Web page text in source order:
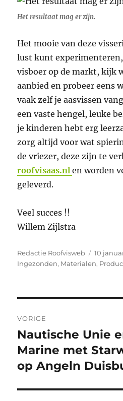
Het resultaat mag er zijn.
Het mooie van deze
lust kunt experimenteren,
visboer op de markt, kijk
aanbied en probeer eens
vaak zelf je aasvissen
een vaste hengel, leuke
je kinderen hebt erg
zorg altijd voor wat
de vriezer, deze zijn te
roofvisaas.nlen worden
geleverd.
Veel succes !!
Willem Zijlstra
Auteur
Redactie Roofvisweb
op
10
Ingezonden, Materialen,
navigatie
VORIGE
Vorig
bericht:
Nautische Unie
Marine met
op Angeln